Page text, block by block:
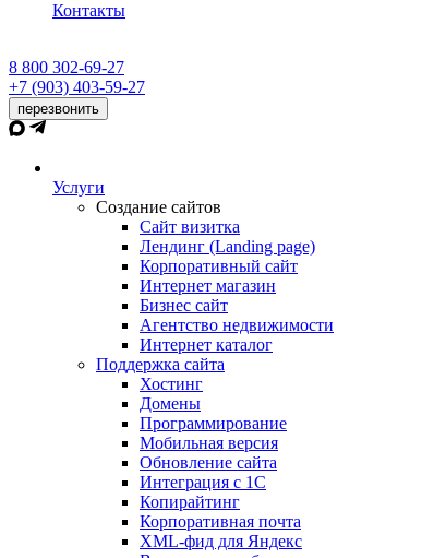
Контакты
8 800 302-69-27
+7 (903) 403-59-27
перезвонить
Услуги
Создание сайтов
Сайт визитка
Лендинг (Landing page)
Корпоративный сайт
Интернет магазин
Бизнес сайт
Агентство недвижимости
Интернет каталог
Поддержка сайта
Хостинг
Домены
Программирование
Мобильная версия
Обновление сайта
Интеграция с 1С
Копирайтинг
Корпоративная почта
XML-фид для Яндекс